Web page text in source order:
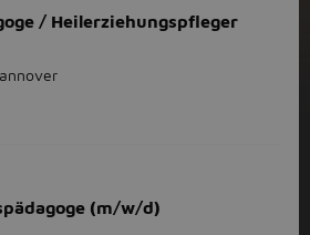
/ Heilerziehungspfleger
(m/w/d)